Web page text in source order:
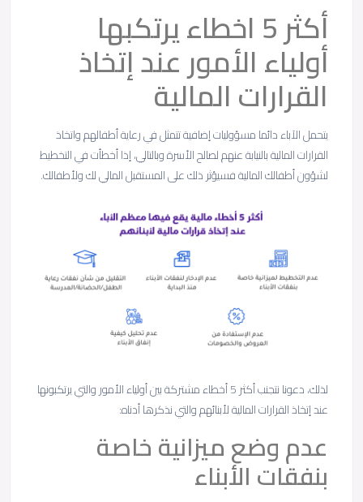
أكثر 5 اخطاء يرتكبها
أولياء الأمور عند إتخاذ
القرارات المالية
يتحمل الآباء دائما مسؤوليات إضافية تتمثل في رعاية أطفالهم واتخاذ
القرارات المالية بالنيابة عنهم لصالح الأسرة وبالتالي، إذا أخطأت في التخطيط
لشؤون أطفالك المالية فسيؤثر ذلك على المستقبل المالي لك ولأطفالك.
لذلك، دعونا نتجنب أكثر 5 أخطاء مشتركة بين أولياء الأمور والتي يرتكبونها
عند إتخاذ القرارات المالية لأبنائهم والتي نذكرها أدناه:
عدم وضع ميزانية خاصة
بنفقات الأبناء